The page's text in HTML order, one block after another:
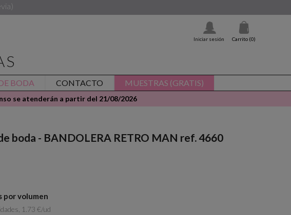
Iniciar sesión Carrito (0)
BODA CONTACTO MUESTRAS (GRATIS)
se atenderán a partir del 21/08/2026
boda - BANDOLERA RETRO MAN ref. 4660
por volumen
1.73 €/ud